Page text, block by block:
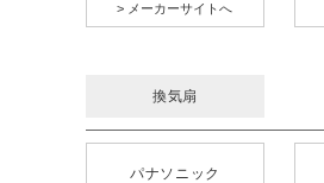
> メーカーサイトへ
換気扇
パナソニック